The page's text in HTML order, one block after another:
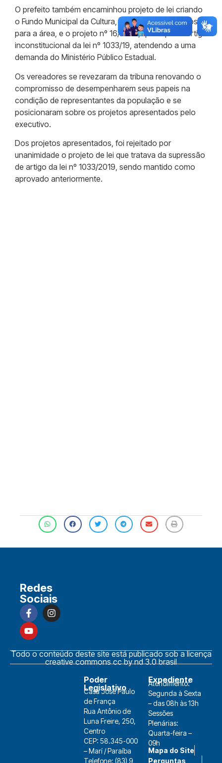
O prefeito também encaminhou projeto de lei criando
o Fundo Municipal da Cultura, que garantirá recursos
para a área, e o projeto nº 16/2022, que suprime artigo
inconstitucional da lei nº 1033/19, atendendo a uma
demanda do Ministério Público Estadual.
Os vereadores se revezaram da tribuna renovando o
compromisso de desempenharem seus papeis na
condição de representantes da população e se
posicionaram sobre os projetos apresentados pelo
executivo.
Dos projetos apresentados, foi rejeitado por
unanimidade o projeto de lei que tratava da supressão
de artigo da lei nº 1033/2019, sendo mantido como
aprovado anteriormente.
Redes
Sociais
Todo o conteúdo deste site está publicado sob a licença
creative commons cc by nd 3.0 brasil
Poder
Legislativo
Casa José Paulo
de França
Rua Antônio de
Luna Freire, 250,
Centro
CEP: 58.345-000
– Marí / Paraíba
Telefone: (83) 9
Expediente
Atendimento:
Segunda à Sexta
– das 08h às 13h
Sessões
Plenárias:
Quarta-feira –
09h
Mapa do Site
Perguntas